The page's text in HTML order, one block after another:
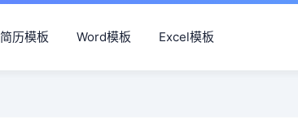
简历模板 Word模板 Excel模板